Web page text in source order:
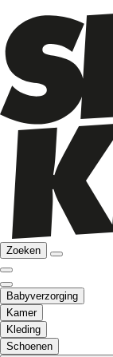
Zoeken
Babyverzorging
Kamer
Kleding
Schoenen